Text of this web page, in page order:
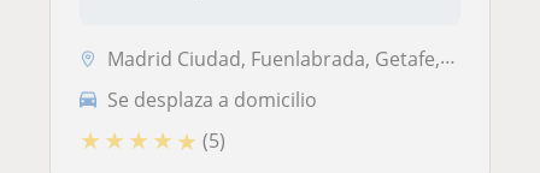
Madrid Ciudad, Fuenlabrada, Getafe, Leganés, Madrid (Ciudad), Alcorcón...
Se desplaza a domicilio
★ ★ ★ ★ ★ (5)